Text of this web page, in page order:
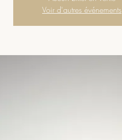
Voir d'autres événements